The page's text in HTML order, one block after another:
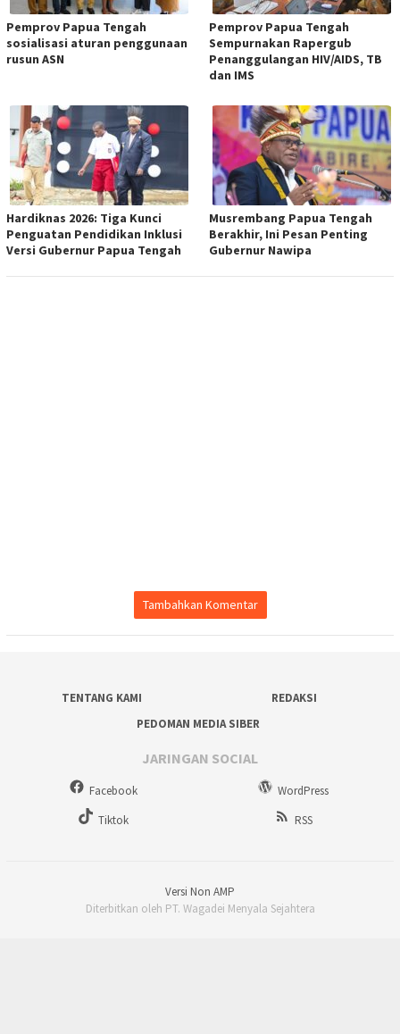
Pemprov Papua Tengah
sosialisasi aturan penggunaan
rusun ASN
Pemprov Papua Tengah
Sempurnakan Rapergub
Penanggulangan HIV/AIDS, TB
dan IMS
Hardiknas 2026: Tiga Kunci
Penguatan Pendidikan Inklusi
Versi Gubernur Papua Tengah
Musrembang Papua Tengah
Berakhir, Ini Pesan Penting
Gubernur Nawipa
Tambahkan Komentar
TENTANG KAMI
REDAKSI
PEDOMAN MEDIA SIBER
JARINGAN SOCIAL
Facebook
WordPress
Tiktok
RSS
Versi Non AMP
Diterbitkan oleh PT. Wagadei Menyala Sejahtera